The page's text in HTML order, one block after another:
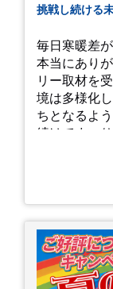
挑戦し続ける
毎日寒暖差
本当にありがとうご
リー取材を受
境は多様化
ちとなるよ
続けてまいります！ 今後とも